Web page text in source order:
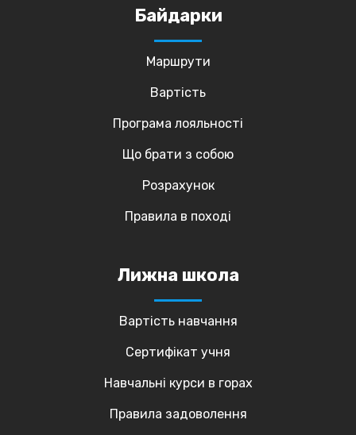
Байдарки
Маршрути
Вартість
Програма лояльності
Що брати з собою
Розрахунок
Правила в поході
Лижна школа
Вартість навчання
Сертифікат учня
Навчальні курси в горах
Правила задоволення